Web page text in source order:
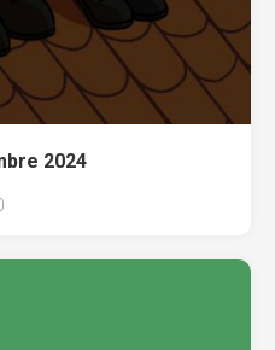
2024